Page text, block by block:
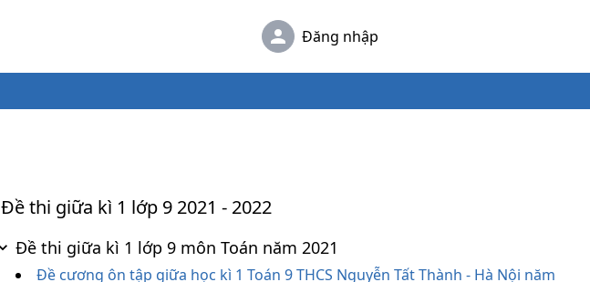
Đăng nhập
Đề thi giữa kì 1 lớp 9 2021 - 2022
Đề thi giữa kì 1 lớp 9 môn Toán năm 2021
Đề cương ôn tập giữa học kì 1 Toán 9 THCS Nguyễn Tất Thành - Hà Nội năm